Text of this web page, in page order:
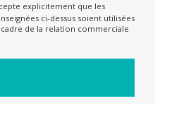
explicitement que les
ci-dessus soient utilisées
de la relation commerciale